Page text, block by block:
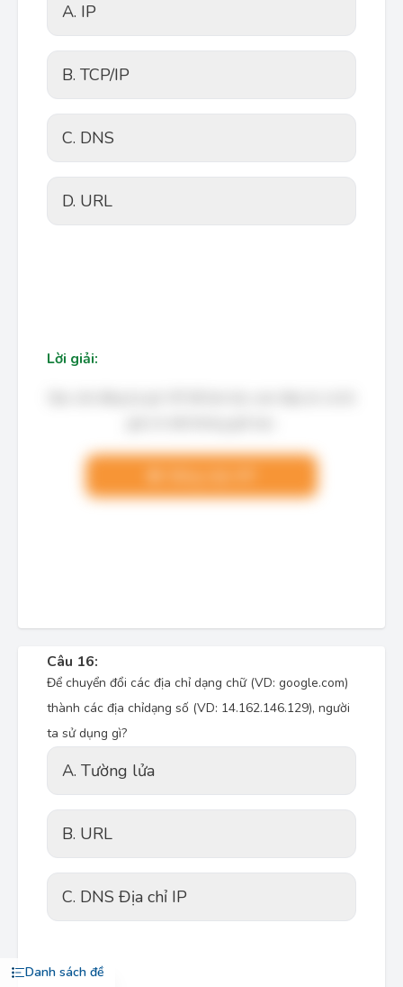
Danh sách đề
A. IP
B. TCP/IP
C. DNS
D. URL
Lời giải:
Câu 16:
Để chuyển đổi các địa chỉ dạng chữ (VD: google.com)
thành các địa chỉdạng số (VD: 14.162.146.129), người
ta sử dụng gì?
A. Tường lửa
B. URL
C. DNS Địa chỉ IP